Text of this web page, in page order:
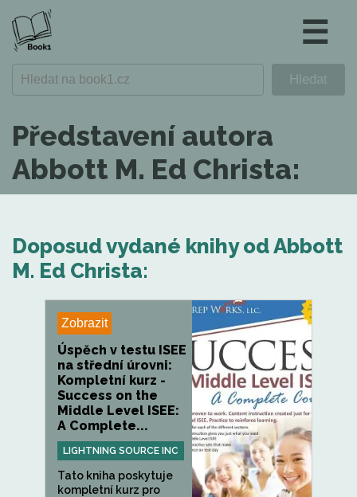
☰
Představení autora
Abbott M. Ed Christa:
Doposud vydané knihy od Abbott
M. Ed Christa:
Zobrazit
Úspěch v testu ISEE
na střední úrovni:
Kompletní kurz -
Success on the
Middle Level ISEE:
A Complete...
LIGHTNING SOURCE INC
Tato kniha poskytuje
kompletní kurz pro